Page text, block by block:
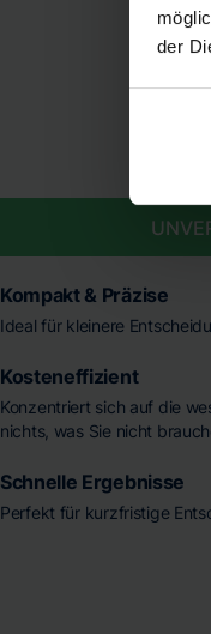
der
Kompakt & Präzise
Ideal für kleinere
Kosteneffizient
Konzentriert sich auf die
nichts, was Sie nicht
Schnelle Ergebnisse
Perfekt für kurzfristige